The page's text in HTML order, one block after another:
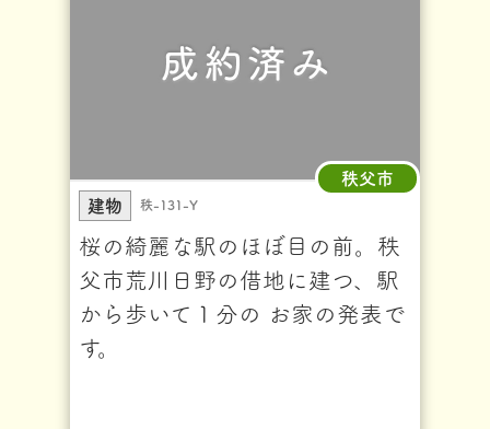
秩父市
建物
秩-131-Y
桜の綺麗な駅のほぼ目の前。秩
父市荒川日野の借地に建つ、駅
から歩いて１分の お家の発表で
す。